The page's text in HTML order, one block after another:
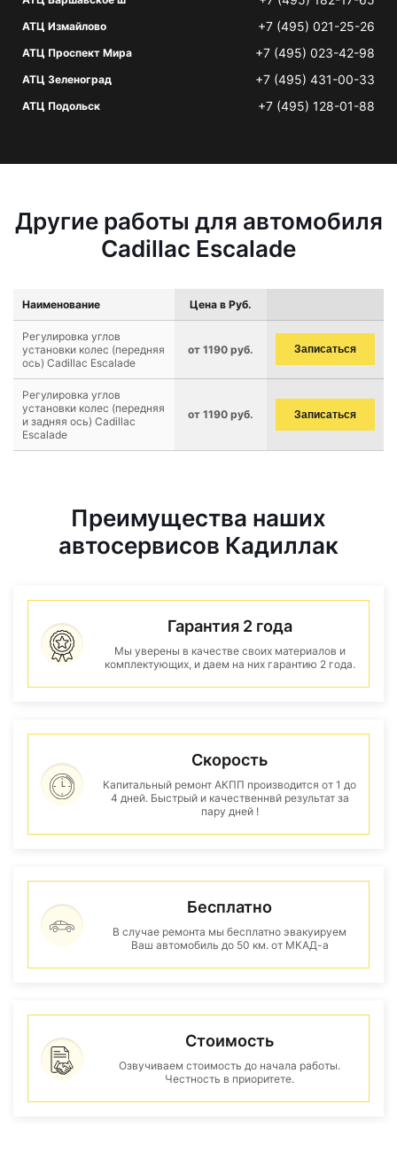
АТЦ Измайлово +7 (495) 021-25-26
АТЦ Проспект Мира +7 (495) 023-42-98
АТЦ Зеленоград +7 (495) 431-00-33
АТЦ Подольск +7 (495) 128-01-88
Другие работы для автомобиля
Cadillac Escalade
Наименование Цена в Руб.
Регулировка углов
установки колес (передняя
ось) Cadillac Escalade
от 1190 руб. Записаться
Регулировка углов
установки колес (передняя
и задняя ось) Cadillac
Escalade
от 1190 руб. Записаться
Преимущества наших
автосервисов Кадиллак
Гарантия 2 года
Мы уверены в качестве своих материалов и
комплектующих, и даем на них гарантию 2 года.
Скорость
Капитальный ремонт АКПП производится от 1 до
4 дней. Быстрый и качественнвй результат за
пару дней !
Бесплатно
В случае ремонта мы бесплатно эвакуируем
Ваш автомобиль до 50 км. от МКАД-а
Стоимость
Озвучиваем стоимость до начала работы.
Честность в приоритете.